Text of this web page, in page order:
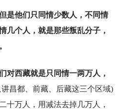
是他们只同情少数人，不同情
几个人，就是那些叛乱分子，
对西藏就是只同情一两万人，
昌都、前藏、后藏这三个区域)
十万人，用减法去掉几万人，